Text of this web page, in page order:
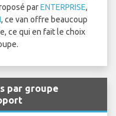
parENTERPRISE,
, ce van offre beaucoup
ce qui en fait le choix
par groupe